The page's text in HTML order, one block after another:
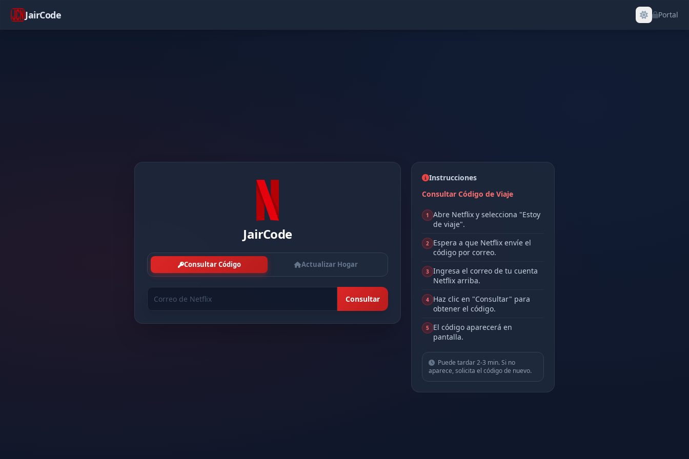
JairCode Portal
JairCode
Consultar Código Actualizar Hogar
Consultar
Instrucciones
Consultar Código de Viaje
1
Abre Netflix y selecciona "Estoy
de viaje".
2
Espera a que Netflix envíe el
código por correo.
3 Ingresa el correo de tu cuenta
Netflix arriba.
4
Haz clic en "Consultar" para
obtener el código.
5
El código aparecerá en
pantalla.
Puede tardar 2-3 min. Si no
aparece, solicita el código de nuevo.